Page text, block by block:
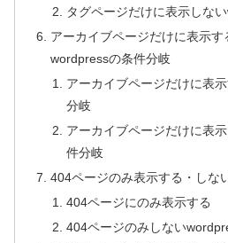
タグページだけに表示しな
アーカイブページだけに表示す
wordpressの条件分岐
アーカイブページだけに表
分岐
アーカイブページだけに表
件分岐
404ページのみ表示する・しな
404ページにのみ表示する
404ページのみしない